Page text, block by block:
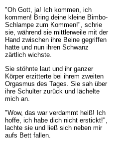
"Oh Gott, ja! Ich kommen, ich
kommen! Bring deine kleine Bimbo-
Schlampe zum Kommen!", schrie
sie, während sie mittlerweile mit der
Hand zwischen ihre Beine gegriffen
hatte und nun ihren Schwanz
zärtlich wichste.
Sie stöhnte laut und ihr ganzer
Körper erzitterte bei ihrem zweiten
Orgasmus des Tages. Sie sah über
ihre Schulter zurück und lächelte
mich an.
"Wow, das war verdammt heiß! Ich
hoffe, ich habe dich nicht erstickt!",
lachte sie und ließ sich neben mir
aufs Bett fallen.